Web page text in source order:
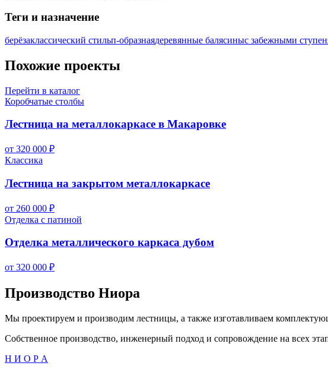
Теги и назначение
берёзаклассический стильп-образнаядеревянные балясиныс забежными
Похожие проекты
Перейти в каталог
Коробчатые столбы
Лестница на металлокаркасе в Макаровке
от 320 000 ₽
Классика
Лестница на закрытом металлокаркасе
от 260 000 ₽
Отделка с патиной
Отделка металлического каркаса дубом
от 320 000 ₽
Производство Ниора
Мы проектируем и производим лестницы, а также изготавливаем
Собственное производство, инженерный подход и сопровождение на всех
Н И О Р А